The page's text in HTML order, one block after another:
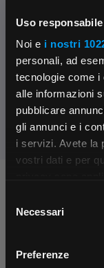
Uso
Noi e i nostri
personali, ad
tecnologie come
alle informazioni
pubblicare
gli annunci e i
i servizi. Avete la
vostri dati e per
modificare o
momento dalla
delNecessari
Preferenze
App
tutti i servizi
Parla con il
Condividi: